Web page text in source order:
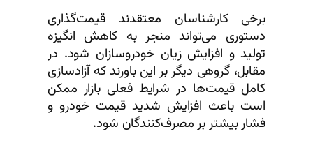
برخی کارشناسان معتقدند قیمت‌گذاری
دستوری می‌تواند منجر به کاهش انگیزه
تولید و افزایش زیان خودروسازان شود. در
مقابل، گروهی دیگر بر این باورند که آزادسازی
کامل قیمت‌ها در شرایط فعلی بازار ممکن
است باعث افزایش شدید قیمت خودرو و
فشار بیشتر بر مصرف‌کنندگان شود.